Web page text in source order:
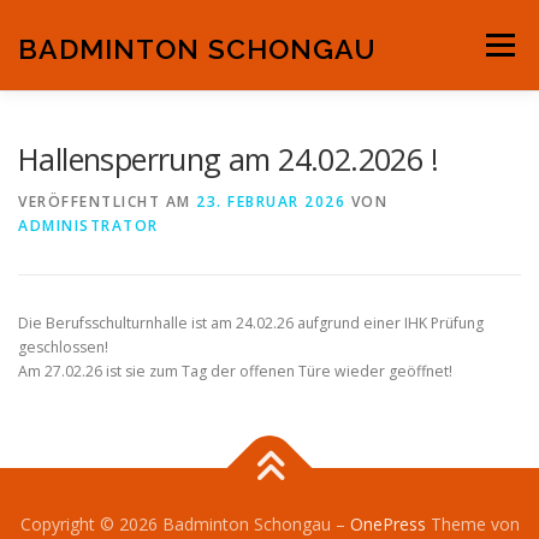
springen
BADMINTON SCHONGAU Menü
MANNSCHAFT
IMPRESSUM / DATENSCHUTZ KONTAKT
Hallensperrung am 24.02.2026 !
VERÖFFENTLICHT AM 23. FEBRUAR 2026 VON
ADMINISTRATOR
Die Berufsschulturnhalle ist am 24.02.26 aufgrund einer IHK Prüfung
geschlossen!
Am 27.02.26 ist sie zum Tag der offenen Türe wieder geöffnet!
Copyright © 2026 Badminton Schongau – OnePress Theme von